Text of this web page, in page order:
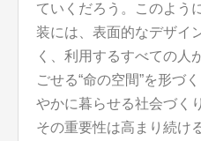
ていくだろう。このよう
装には、表面的なデザイ
く、利用するすべての人
ごせる“命の空間”を形づ
やかに暮らせる社会づく
その重要性は高まり続け